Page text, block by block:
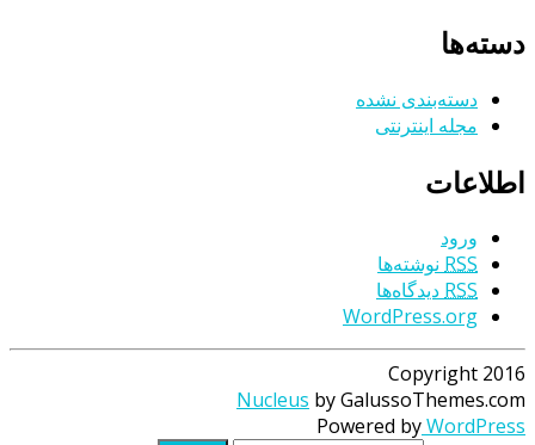
دسته‌ها
دسته‌بندی نشده
مجله اینترنتی
اطلاعات
ورود
RSS نوشته‌ها
RSSدیدگاه‌ها
WordPress.org
Copyright 2016
Nucleus by GalussoThemes.com
Powered byWordPress